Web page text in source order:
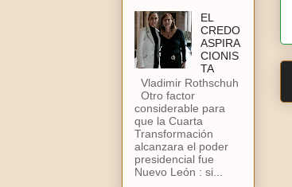
EL
CREDO
ASPIRA
CIONIS
TA
Vladimir Rothschuh
Otro factor
considerable para
que la Cuarta
Transformación
alcanzara el poder
presidencial fue
Nuevo León : si...